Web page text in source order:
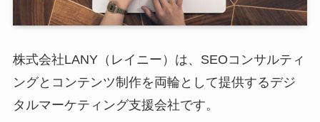
株式会社LANY（レイニー）は、SEOコンサルティ
ングとコンテンツ制作を両輪として提供するデジ
タルマーケティング支援会社です。